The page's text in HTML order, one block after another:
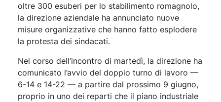
oltre 300 esuberi per lo stabilimento romagnolo,
la direzione aziendale ha annunciato nuove
misure organizzative che hanno fatto esplodere
la protesta dei sindacati.
Nel corso dell’incontro di martedì, la direzione ha
comunicato l’avvio del doppio turno di lavoro —
6-14 e 14-22 — a partire dal prossimo 9 giugno,
proprio in uno dei reparti che il piano industriale